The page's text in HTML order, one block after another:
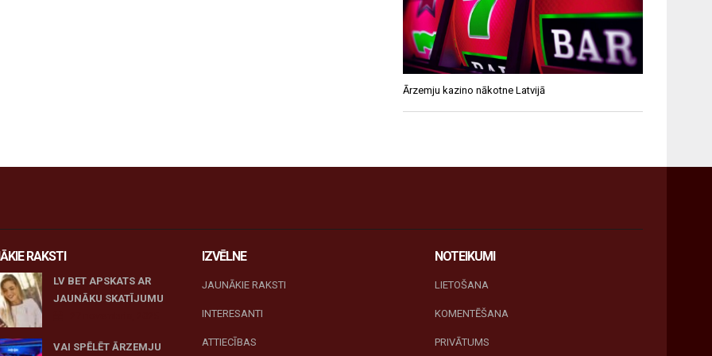
Ārzemju kazino nākotne Latvijā
RAKSTI
LV BET APSKATS AR
JAUNĀKU SKATĪJUMU
VAI SPĒLĒT ĀRZEMJU
IZVĒLNE
JAUNĀKIE RAKSTI
INTERESANTI
ATTIECĪBAS
NOTEIKUMI
LIETOŠANA
KOMENTĒŠANA
PRIVĀTUMS